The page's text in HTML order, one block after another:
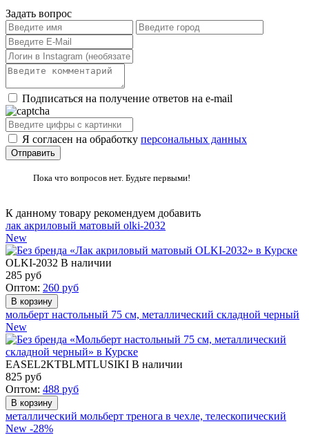
Задать вопрос
Подписаться на получение ответов на e-mail
Я согласен на обработку персональных данных
Пока что вопросов нет. Будьте первыми!
К данному товару рекомендуем добавить
лак акриловый матовый olki-2032
New
OLKI-2032 В наличии
285 руб
Оптом: 260 руб
мольберт настольный 75 см, металлический складной черный
New
EASEL2KTBLMTLUSIKI В наличии
825 руб
Оптом: 488 руб
металлический мольберт тренога в чехле, телескопический
New -28%